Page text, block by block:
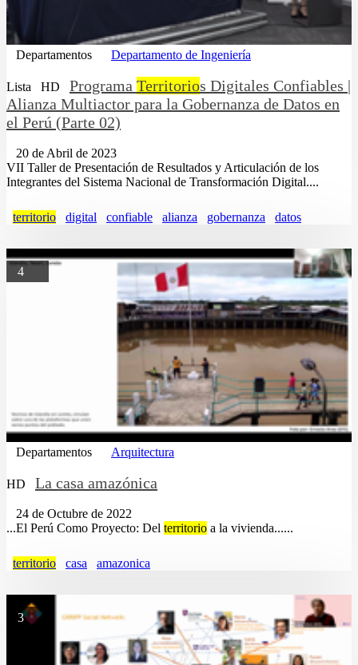
Departamentos Departamento de Ingeniería
Lista HD Programa Territorios Digitales Confiables |
Alianza Multiactor para la Gobernanza de Datos en
el Perú (Parte 02)
20 de Abril de 2023
VII Taller de Presentación de Resultados y Articulación de los
Integrantes del Sistema Nacional de Transformación Digital....
territorio digital confiable alianza gobernanza datos
4
Departamentos Arquitectura
HD La casa amazónica
24 de Octubre de 2022
...El Perú Como Proyecto: Del territorio a la vivienda......
territorio casa amazonica
3